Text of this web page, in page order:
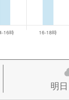
明日